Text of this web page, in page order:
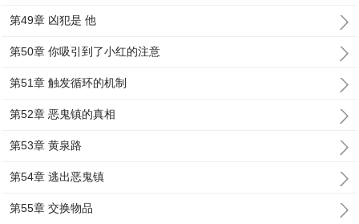
第49章 凶犯是 他
第50章 你吸引到了小红的注意
第51章 触发循环的机制
第52章 恶鬼镇的真相
第53章 黄泉路
第54章 逃出恶鬼镇
第55章 交换物品